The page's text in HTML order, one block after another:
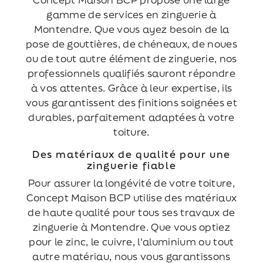
gamme de services en zinguerie à
Montendre. Que vous ayez besoin de la
pose de gouttières, de chéneaux, de noues
ou de tout autre élément de zinguerie, nos
professionnels qualifiés sauront répondre
à vos attentes. Grâce à leur expertise, ils
vous garantissent des finitions soignées et
durables, parfaitement adaptées à votre
toiture.
Des matériaux de qualité pour une
zinguerie fiable
Pour assurer la longévité de votre toiture,
Concept Maison BCP utilise des matériaux
de haute qualité pour tous ses travaux de
zinguerie à Montendre. Que vous optiez
pour le zinc, le cuivre, l'aluminium ou tout
autre matériau, nous vous garantissons